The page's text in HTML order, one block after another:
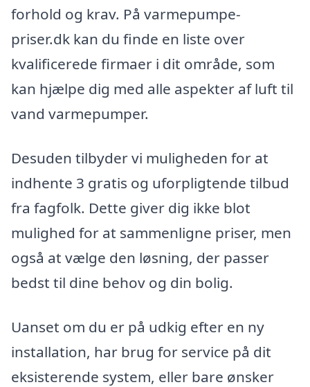
forhold og krav. På varmepumpe-
priser.dk kan du finde en liste over
kvalificerede firmaer i dit område, som
kan hjælpe dig med alle aspekter af luft til
vand varmepumper.
Desuden tilbyder vi muligheden for at
indhente 3 gratis og uforpligtende tilbud
fra fagfolk. Dette giver dig ikke blot
mulighed for at sammenligne priser, men
også at vælge den løsning, der passer
bedst til dine behov og din bolig.
Uanset om du er på udkig efter en ny
installation, har brug for service på dit
eksisterende system, eller bare ønsker